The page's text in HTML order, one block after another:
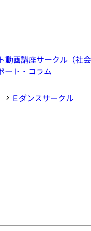
動画講座サークル（社会
ート・コラム
Ｅダンスサークル